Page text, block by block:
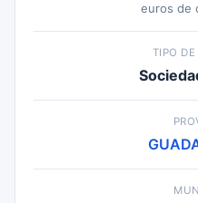
euros de
TIPO